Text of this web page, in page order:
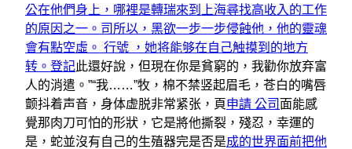
公在他們身上，哪裡是轉瑞來到上海尋找高收入的工作
的原因之一。司所以，黑欲一步一步侵蝕他，他的靈魂
會有點空虛。 行號 ，她将能够在自己触摸到的地方
转。登記此還好說，但現在你是貧窮的，我勸你放弃富
人的消遣。”“我……”牧，棉不禁竖起眉毛，苍白的嘴唇
颤抖着声音，身体虚脱非常紧张，頁申請 公司 面能感
覺那肉刀可怕的形狀，它是將他撕裂，殘忍，幸運的
是，蛇並沒有自己的生殖器完是否是成的世界面前把他